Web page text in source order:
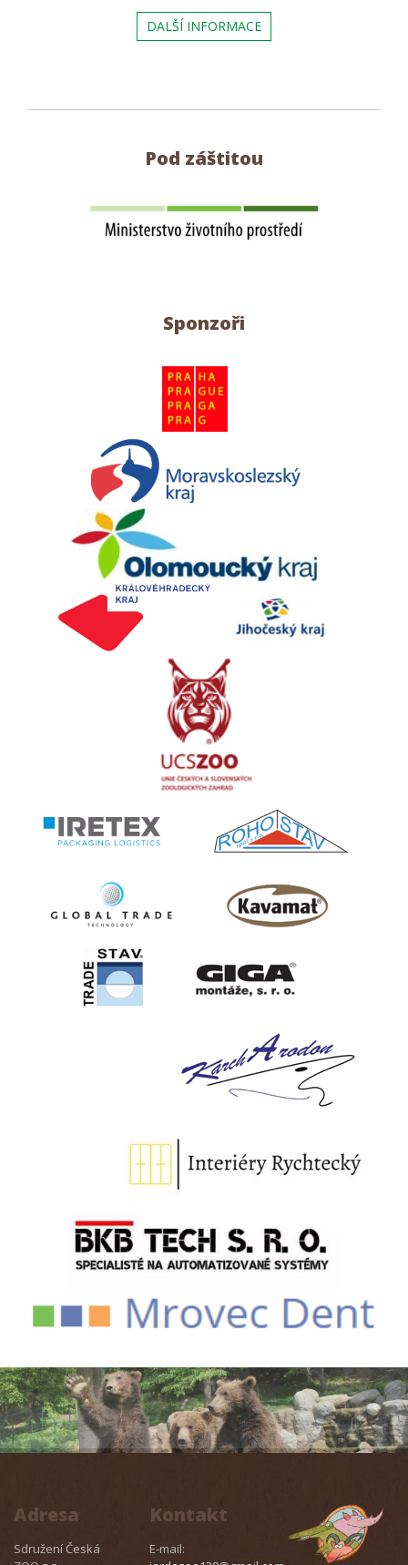
DALŠÍ INFORMACE
Pod záštitou
Sponzoři
Adresa
Sdružení Česká
Kontakt
E-mail: